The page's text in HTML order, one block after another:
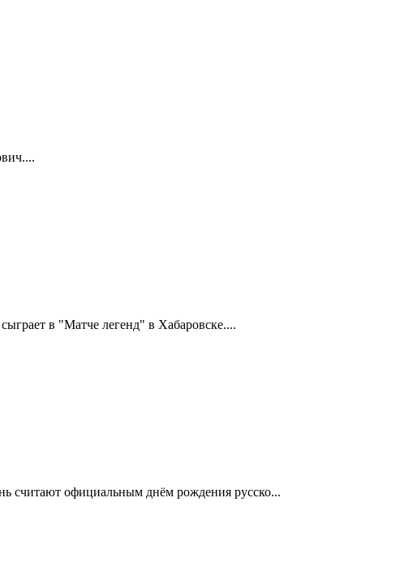
в "Матче легенд" в Хабаровске....
считают официальным днём рождения русско...